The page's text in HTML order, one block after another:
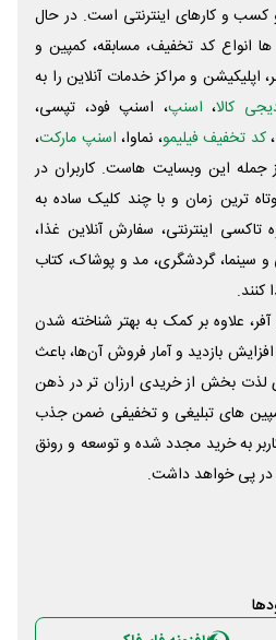
کسب و‌ کارهای اینترنتی است. در حال
انواع کد تخفیف، مسابقه، کمپین و
اپلیکیشن و مراکز خدمات آنلاین را به
کالا، اسنپ، اسنپ فود، تپسی،
کد تخفیف فیلیمو، نماوا، اسنپ مارکت،
جمله این وبسایت ‌هاست. کاربران در
ترین زمان و با چند کلیک ساده به
اینترنتی، سفارش آنلاین غذا،
و سینما، گردشگری، مد و پوشاک، کتاب
کنند.
علاوه بر کمک به بهتر شناخته شدن
بازدید و آمار فروش آن‌ها، باعث
لذت بخش از خریدی ارزان تر در ذهن
های تبلیغی و تخفیفی ضمن جذب
به خرید مجدد شده و توسعه و رونق
در پی خواهد داشت.